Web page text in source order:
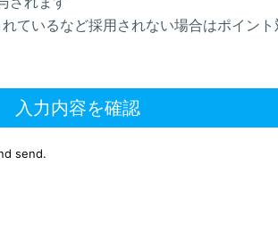
ているなど採用されない場合はポイント
入力内容を確認
send.